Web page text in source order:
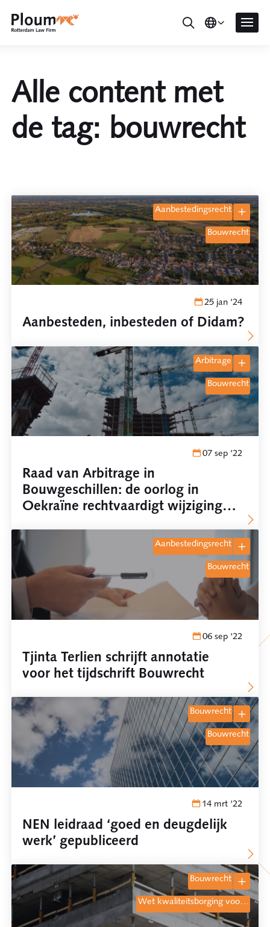
Alle content met
de tag: bouwrecht
aanbestedingsrecht
bouwrecht
25 jan '24
Aanbesteden, inbesteden of Didam?
arbitrage
bouwrecht
07 sep '22
Raad van Arbitrage in
Bouwgeschillen: de oorlog in
Oekraïne rechtvaardigt wijziging
aanbestedingsrecht
bouwrecht
06 sep '22
Tjinta Terlien schrijft annotatie
voor het tijdschrift Bouwrecht
bouwrecht
bouwrecht
14 mrt '22
NEN leidraad ‘goed en deugdelijk
werk’ gepubliceerd
bouwrecht
wet kwaliteitsborging voo